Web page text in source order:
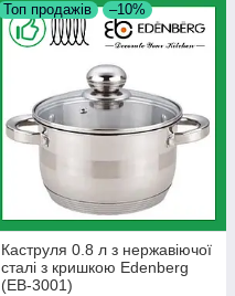
Топ продажів –10%
Каструля 0.8 л з нержавіючої
сталі з кришкою Edenberg
(EB-3001)